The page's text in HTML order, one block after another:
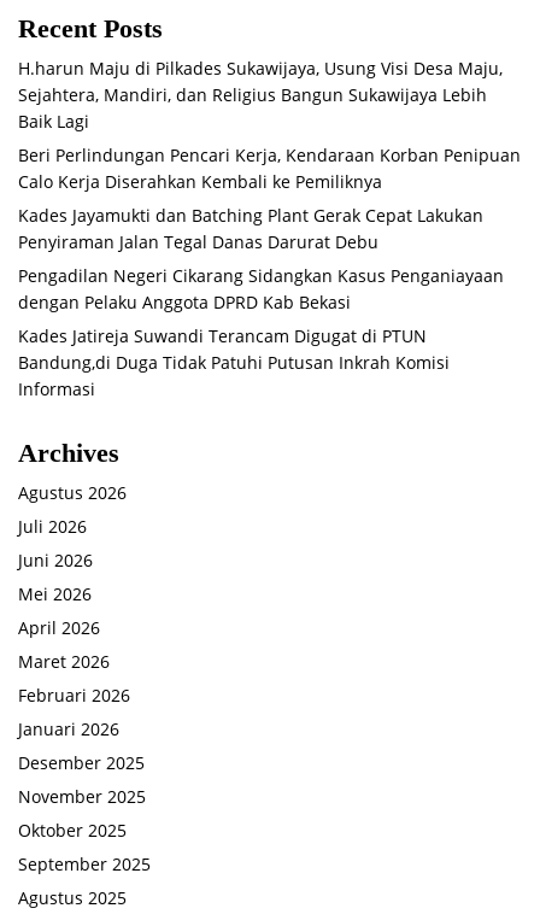
Recent Posts
H.harun Maju di Pilkades Sukawijaya, Usung Visi Desa Maju,
Sejahtera, Mandiri, dan Religius Bangun Sukawijaya Lebih
Baik Lagi
Beri Perlindungan Pencari Kerja, Kendaraan Korban Penipuan
Calo Kerja Diserahkan Kembali ke Pemiliknya
Kades Jayamukti dan Batching Plant Gerak Cepat Lakukan
Penyiraman Jalan Tegal Danas Darurat Debu
Pengadilan Negeri Cikarang Sidangkan Kasus Penganiayaan
dengan Pelaku Anggota DPRD Kab Bekasi
Kades Jatireja Suwandi Terancam Digugat di PTUN
Bandung,di Duga Tidak Patuhi Putusan Inkrah Komisi
Informasi
Archives
Agustus 2026
Juli 2026
Juni 2026
Mei 2026
April 2026
Maret 2026
Februari 2026
Januari 2026
Desember 2025
November 2025
Oktober 2025
September 2025
Agustus 2025